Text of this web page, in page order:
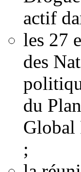
actif
les 27
des
du
Global
;